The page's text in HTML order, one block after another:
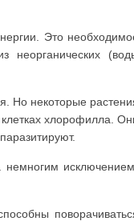
Это
неорганических
Но некоторые
хлорофилла.